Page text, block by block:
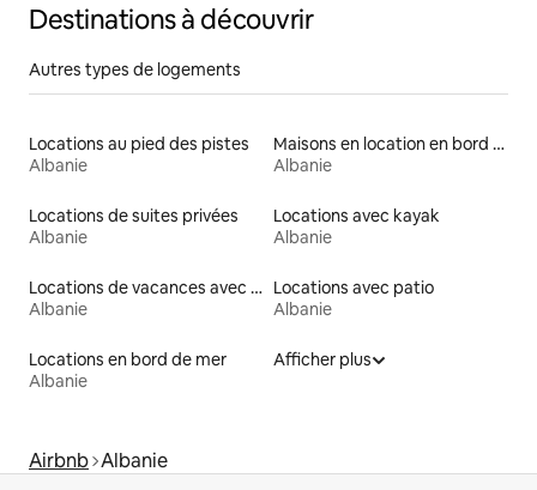
Destinations à découvrir
Autres types de logements
Locations au pied des pistes
Albanie
Maisons en location en bord de mer
Albanie
Locations de suites privées
Albanie
Locations avec kayak
Albanie
Locations de vacances avec piscine
Albanie
Locations avec patio
Albanie
Locations en bord de mer
Albanie
Afficher plus
Airbnb Albanie